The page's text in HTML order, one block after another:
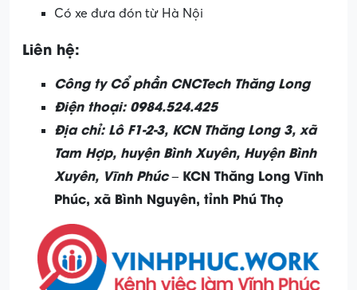
Có xe đưa đón từ Hà Nội
Liên hệ:
Công ty Cổ phần CNCTech Thăng Long
Điện thoại: 0984.524.425
Địa chỉ: Lô F1-2-3, KCN Thăng Long 3, xã
Tam Hợp, huyện Bình Xuyên, Huyện Bình
Xuyên, Vĩnh Phúc – KCN Thăng Long Vĩnh
Phúc, xã Bình Nguyên, tỉnh Phú Thọ